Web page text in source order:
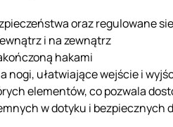
oraz regulowane
i na zewnątrz
hakami
nogi, ułatwiające wejście i
elementów, co pozwala
w dotyku i bezpiecznych